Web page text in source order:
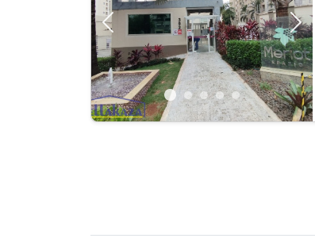
Previous Next